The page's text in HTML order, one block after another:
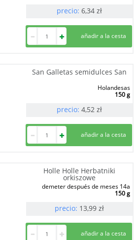
precio: 6,34 zł
San Galletas semidulces San
Holandesas
150 g
precio: 4,52 zł
Holle Holle Herbatniki
orkiszowe
demeter después de meses 14a
150 g
precio: 13,99 zł